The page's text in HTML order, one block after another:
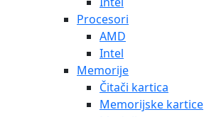
Procesori
AMD
Intel
Memorije
Čitači kartica
Memorijske kartice